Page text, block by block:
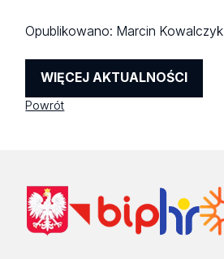
Opublikowano: Marcin Kowalczyk
WIĘCEJ AKTUALNOŚCI
Powrót